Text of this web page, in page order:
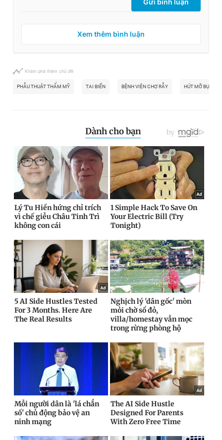
Gửi bình luận
Xem thêm bình luận
Khám phá thêm chủ đề
PHẪU THUẬT THẨM MỸ TAI BIẾN BỆNH VIỆN CHỢ RẪY HÚT MỠ BỤNG